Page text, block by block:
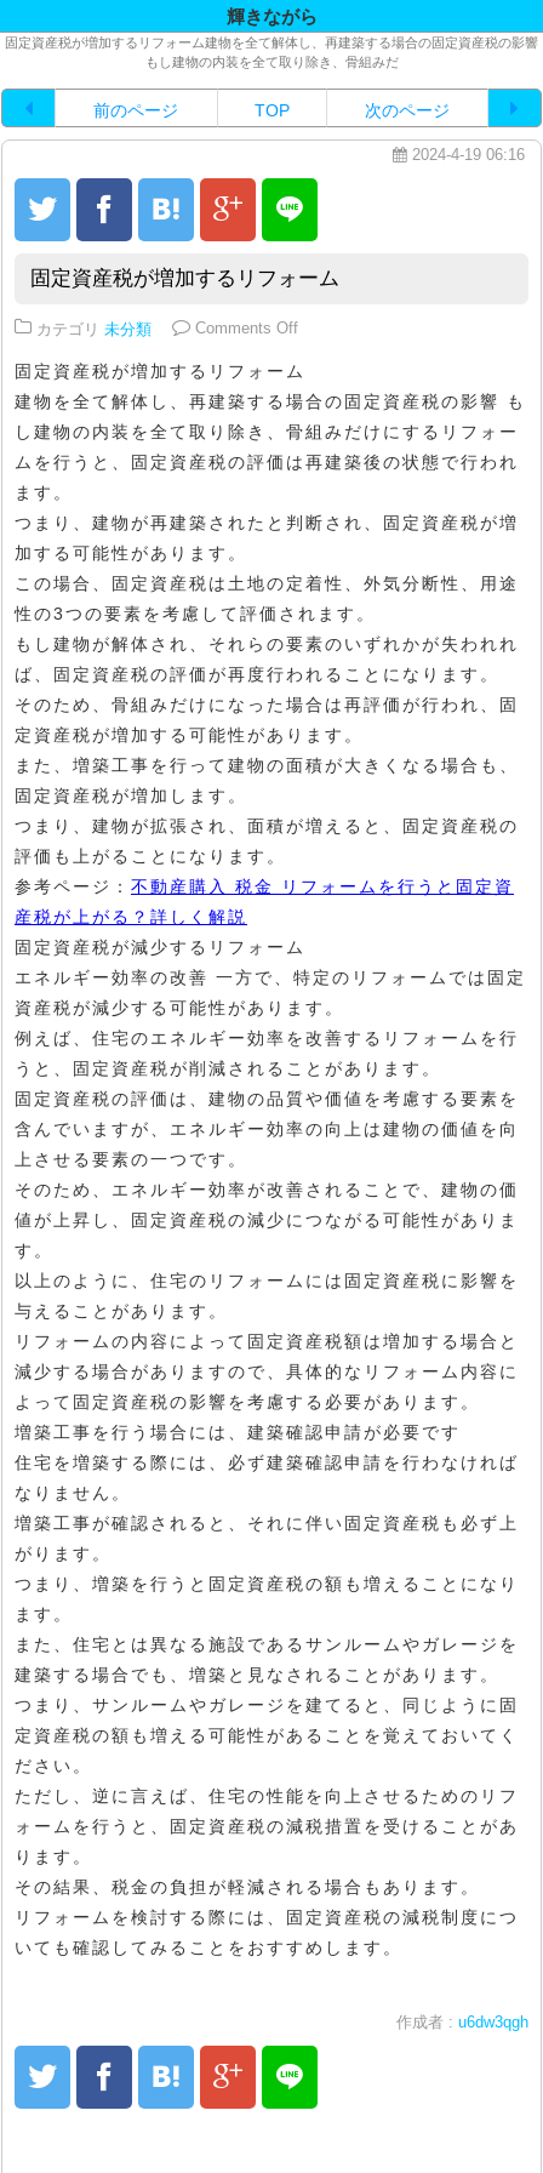
輝きながら
固定資産税が増加するリフォーム建物を全て解体し、再建築する場合の固定資産税の影響
もし建物の内装を全て取り除き、骨組みだ
前のページ TOP 次のページ
2024-4-19 06:16
固定資産税が増加するリフォーム
カテゴリ 未分類 Comments Offon 固定資産税が増加するリフォー
固定資産税が増加するリフォーム
建物を全て解体し、再建築する場合の固定資産税の影響 も
し建物の内装を全て取り除き、骨組みだけにするリフォー
ムを行うと、固定資産税の評価は再建築後の状態で行われ
ます。
つまり、建物が再建築されたと判断され、固定資産税が増
加する可能性があります。
この場合、固定資産税は土地の定着性、外気分断性、用途
性の3つの要素を考慮して評価されます。
もし建物が解体され、それらの要素のいずれかが失われれ
ば、固定資産税の評価が再度行われることになります。
そのため、骨組みだけになった場合は再評価が行われ、固
定資産税が増加する可能性があります。
また、増築工事を行って建物の面積が大きくなる場合も、
固定資産税が増加します。
つまり、建物が拡張され、面積が増えると、固定資産税の
評価も上がることになります。
参考ページ： 不動産購入 税金 リフォームを行うと固定資
産税が上がる？詳しく解説
固定資産税が減少するリフォーム
エネルギー効率の改善 一方で、特定のリフォームでは固定
資産税が減少する可能性があります。
例えば、住宅のエネルギー効率を改善するリフォームを行
うと、固定資産税が削減されることがあります。
固定資産税の評価は、建物の品質や価値を考慮する要素を
含んでいますが、エネルギー効率の向上は建物の価値を向
上させる要素の一つです。
そのため、エネルギー効率が改善されることで、建物の価
値が上昇し、固定資産税の減少につながる可能性がありま
す。
以上のように、住宅のリフォームには固定資産税に影響を
与えることがあります。
リフォームの内容によって固定資産税額は増加する場合と
減少する場合がありますので、具体的なリフォーム内容に
よって固定資産税の影響を考慮する必要があります。
増築工事を行う場合には、建築確認申請が必要です
住宅を増築する際には、必ず建築確認申請を行わなければ
なりません。
増築工事が確認されると、それに伴い固定資産税も必ず上
がります。
つまり、増築を行うと固定資産税の額も増えることになり
ます。
また、住宅とは異なる施設であるサンルームやガレージを
建築する場合でも、増築と見なされることがあります。
つまり、サンルームやガレージを建てると、同じように固
定資産税の額も増える可能性があることを覚えておいてく
ださい。
ただし、逆に言えば、住宅の性能を向上させるためのリフ
ォームを行うと、固定資産税の減税措置を受けることがあ
ります。
その結果、税金の負担が軽減される場合もあります。
リフォームを検討する際には、固定資産税の減税制度につ
いても確認してみることをおすすめします。
作成者 : u6dw3qgh